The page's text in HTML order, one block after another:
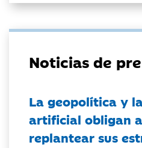
Noticias de
La geopolítica y
artificial obligan
replantear sus